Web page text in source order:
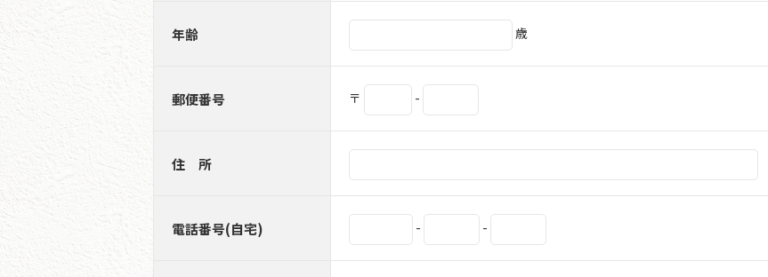
年齢 歳
郵便番号 〒 -
住 所
電話番号(自宅) - -